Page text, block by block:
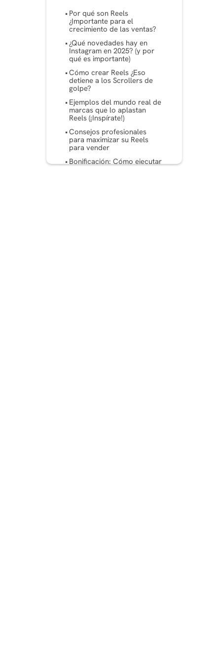
Por qué son Reels
¿Importante para el
crecimiento de las ventas?
¿Qué novedades hay en
Instagram en 2025? (y por
qué es importante)
Cómo crear Reels ¿Eso
detiene a los Scrollers de
golpe?
Ejemplos del mundo real de
marcas que lo aplastan
Reels (¡Inspírate!)
Consejos profesionales
para maximizar su Reels
para vender
Bonificación: Cómo ejecutar